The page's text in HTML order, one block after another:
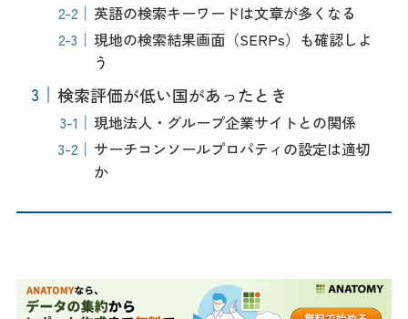
英語の検索キーワードは文章が多くなる
現地の検索結果画面（SERPs）も確認しよ
う
検索評価が低い国があったとき
現地法人・グループ企業サイトとの関係
サーチコンソールプロパティの設定は適切
か